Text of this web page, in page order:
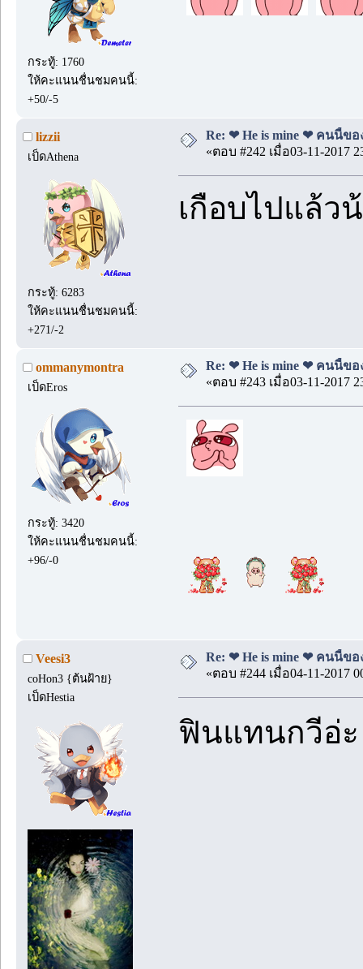
กระทู้: 1760
ให้คะแนนชื่นชมคนนี้:
+50/-5
lizzii
เป็ดAthena
กระทู้: 6283
ให้คะแนนชื่นชมคนนี้:
+271/-2
Re: ❤ He is mine ❤ คนนี้ขอ
«ตอบ #242 เมื่อ03-11-2017
เกือบไปแล้ว
ommanymontra
เป็ดEros
กระทู้: 3420
ให้คะแนนชื่นชมคนนี้:
+96/-0
Re: ❤ He is mine ❤ คนนี้ขอ
«ตอบ #243 เมื่อ03-11-2017
Veesi3
coHon3 {ต้นฝ้าย}
เป็ดHestia
Re: ❤ He is mine ❤ คนนี้ขอ
«ตอบ #244 เมื่อ04-11-2017
ฟินแทนกวีอ่